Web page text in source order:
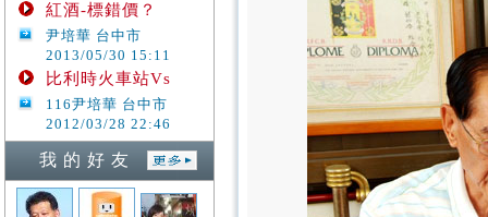
紅酒-標錯價？
尹培華 台中市
2013/05/30 15:11
比利時火車站Vs
116尹培華 台中市
2012/03/28 22:46
我 的 好 友